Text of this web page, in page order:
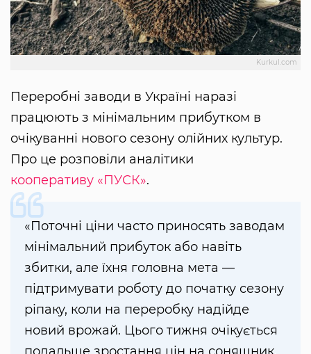
Kurkul.com
Переробні заводи в Україні наразі
працюють з мінімальним прибутком в
очікуванні нового сезону олійних культур.
Про це розповіли аналітики
кооперативу «ПУСК».
«Поточні ціни часто приносять заводам
мінімальний прибуток або навіть
збитки, але їхня головна мета —
підтримувати роботу до початку сезону
ріпаку, коли на переробку надійде
новий врожай. Цього тижня очікується